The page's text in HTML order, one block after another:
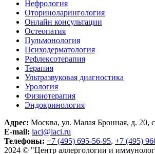
Нефрология
Оториноларингология
Онлайн консультации
Остеопатия
Пульмонология
Психодерматология
Рефлексотерапия
Терапия
Ультразвуковая диагностика
Урология
Физиотерапия
Эндокринология
Адрес: Москва, ул. Малая Бронная, д. 20,
E-mail: iaci@iaci.ru
Телефоны: +7 (495) 695-56-95, +7 (495)
2024 © "Центр аллергологии и